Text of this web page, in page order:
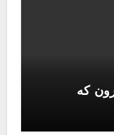
که